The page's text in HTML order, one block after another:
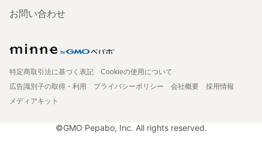
お問い合わせ
特定商取引法に基づく表記
Cookieの使用について
広告識別子の取得・利用
プライバシーポリシー 会社概要
採用情報
メディアキット
©GMO Pepabo, Inc. All rights reserved.